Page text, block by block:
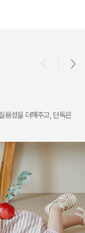
용성을 더해주고, 단독은